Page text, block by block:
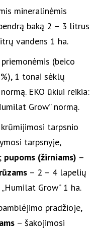
mineralinėmis
baką 2 – 3 litrus
vandens 1 ha.
(beico
1 tonai sėklų
EKO ūkiui reikia:
Grow” normą.
krūmijimosi tarpsnio
tarpsnyje,
pupoms (žirniams) –
– 2 – 4 lapelių
Grow” 1 ha.
pradžioje,
– šakojimosi